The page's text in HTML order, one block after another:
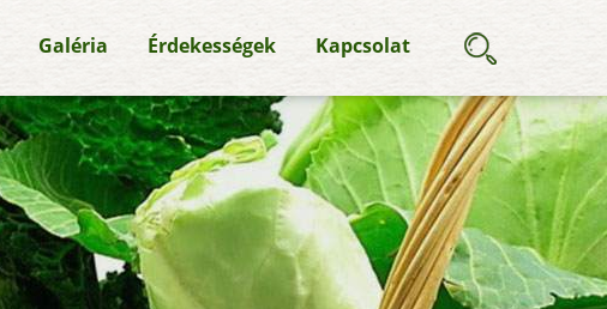
Galéria Érdekességek Kapcsolat